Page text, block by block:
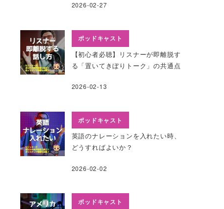
2026-02-27
ポッドキャスト
【初心者必聴】リスナーが即離脱す
る「置いてきぼりトーク」の共通点
2026-02-13
ポッドキャスト
英語のナレーションを入れたい時、
どうすればよいか？
2026-02-02
ポッドキャスト